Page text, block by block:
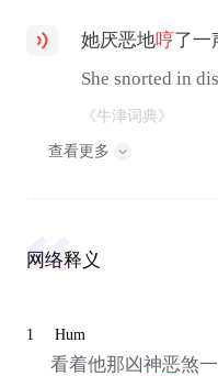
她厌恶地哼了一
She snorted in
《牛津词典》
查看更多
网络释义
1 Hum
看着他那凶神恶煞